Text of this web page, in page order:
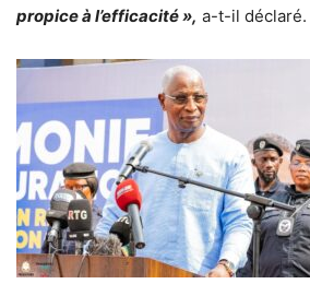
propice à l’efficacité », a-t-il déclaré.